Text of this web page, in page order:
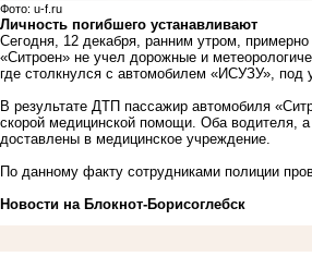
Фото: u-f.ru
Личность погибшего устанавливают
Сегодня, 12 декабря, ранним утром,
«Ситроен» не учел дорожные и
где столкнулся с автомобилем «ИСУЗУ», под
В результате ДТП пассажир автомобиля
скорой медицинской помощи. Оба водителя,
доставлены в медицинское учреждение.
По данному факту сотрудниками полиции
Новости на Блoкнoт-Борисоглебск